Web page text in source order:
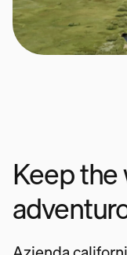
Keep the